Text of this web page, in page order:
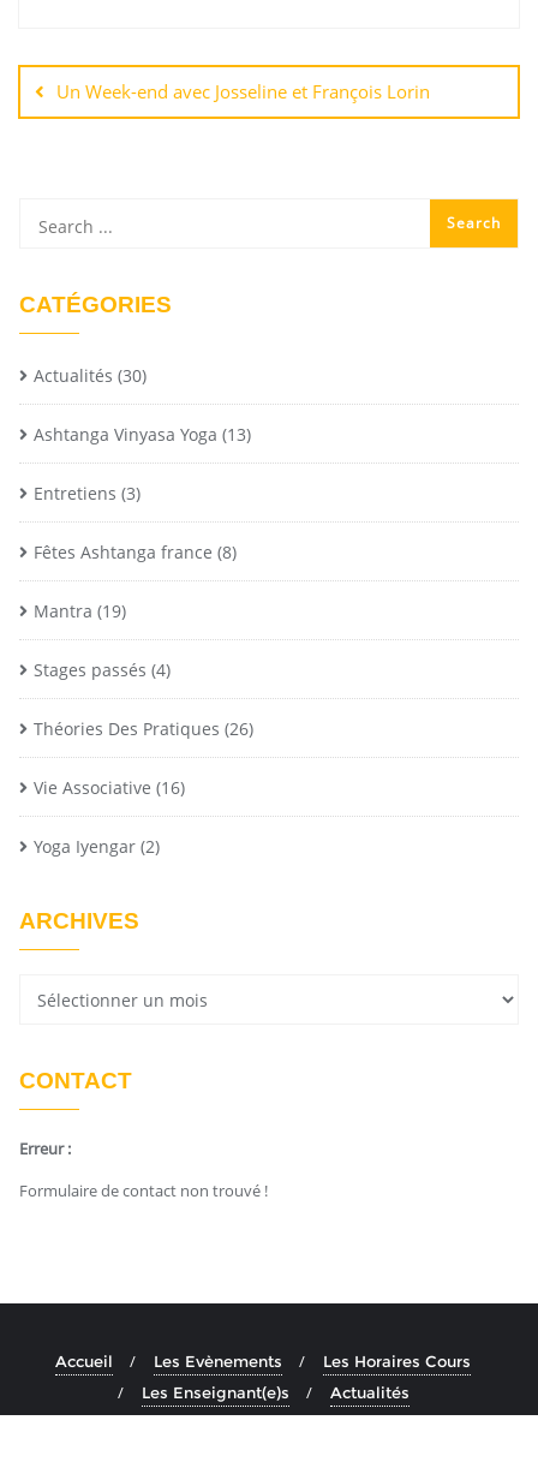
Un Week-end avec Josseline et François Lorin
CATÉGORIES
Actualités (30)
Ashtanga Vinyasa Yoga (13)
Entretiens (3)
Fêtes Ashtanga france (8)
Mantra (19)
Stages passés (4)
Théories Des Pratiques (26)
Vie Associative (16)
Yoga Iyengar (2)
ARCHIVES
CONTACT
Erreur :
Formulaire de contact non trouvé !
Accueil Les Evènements
Les Horaires Cours
Les Enseignant(e)s
Actualités